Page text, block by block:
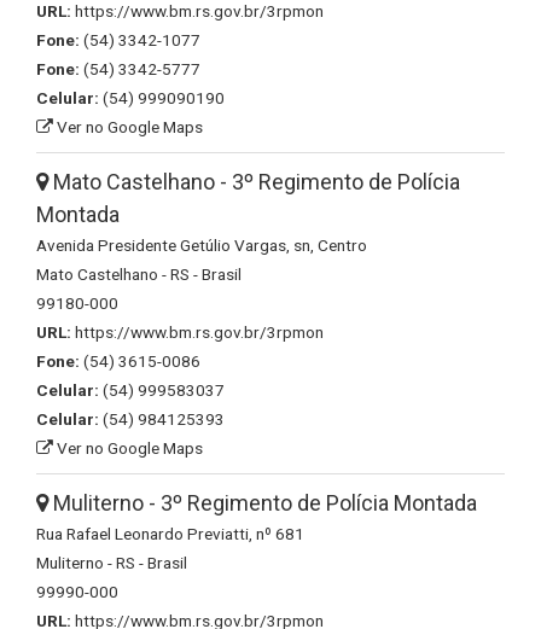
URL: https://www.bm.rs.gov.br/3rpmon
Fone: (54) 3342-1077
Fone: (54) 3342-5777
Celular: (54) 999090190
Ver no Google Maps
Mato Castelhano - 3º Regimento de Polícia
Montada
Avenida Presidente Getúlio Vargas, sn, Centro
Mato Castelhano - RS - Brasil
99180-000
URL: https://www.bm.rs.gov.br/3rpmon
Fone: (54) 3615-0086
Celular: (54) 999583037
Celular: (54) 984125393
Ver no Google Maps
Muliterno - 3º Regimento de Polícia Montada
Rua Rafael Leonardo Previatti, nº 681
Muliterno - RS - Brasil
99990-000
URL: https://www.bm.rs.gov.br/3rpmon